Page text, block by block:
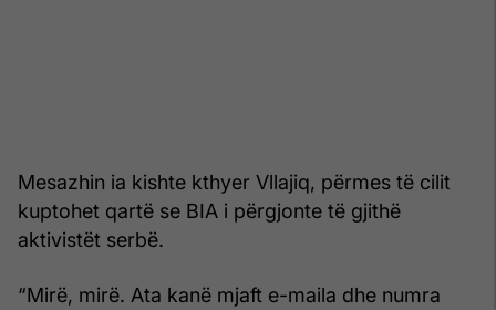
Mesazhin ia kishte kthyer Vllajiq, përmes të cilit
kuptohet qartë se BIA i përgjonte të gjithë
aktivistët serbë.
“Mirë, mirë. Ata kanë mjaft e-maila dhe numra